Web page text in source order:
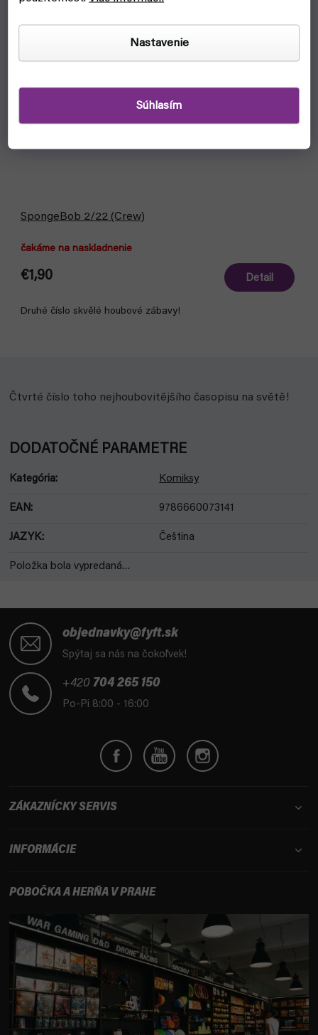
Nastavenie
Súhlasím
SpongeBob 2/22 (Crew)
čakáme na naskladnenie
€1,90 Detail
Druhé číslo skvělé houbové zábavy!
Čtvrté číslo toho nejhoubovitějšího časopisu na světě!
DODATOČNÉ PARAMETRE
Kategória: Komiksy
EAN: 9786660073141
JAZYK: Čeština
Položka bola vypredaná…
objednavky@fyft.sk
Spýtaj sa nás na čokoľvek!
+420 704 265 150
Po-Pi 8:00 - 16:00
ZÁKAZNÍCKY SERVIS
INFORMÁCIE
POBOČKA A HERŇA V PRAHE